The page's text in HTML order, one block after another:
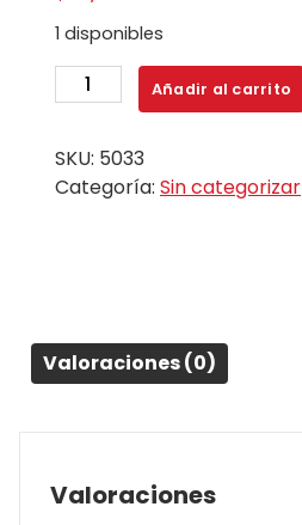
1 disponibles
MANOS
LIBRES
GALAXY
NOTE
EO-
HS330
Añadir al carrito
SKU: 5033
Categoría: Sin categorizar
Valoraciones (0)
Valoraciones